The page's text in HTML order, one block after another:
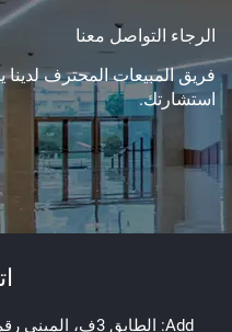
الرجاء التواصل معنا
فريق المبيعات المحترف لدينا
استشارتك.